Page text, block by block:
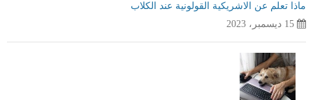
ماذا تعلم عن الاشريكية القولونية عند الكلاب
15 ديسمبر، 2023